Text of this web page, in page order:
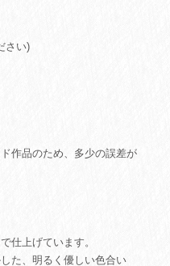
さい)
作品のため、多少の誤差が
仕上げています。
た、明るく優しい色合い